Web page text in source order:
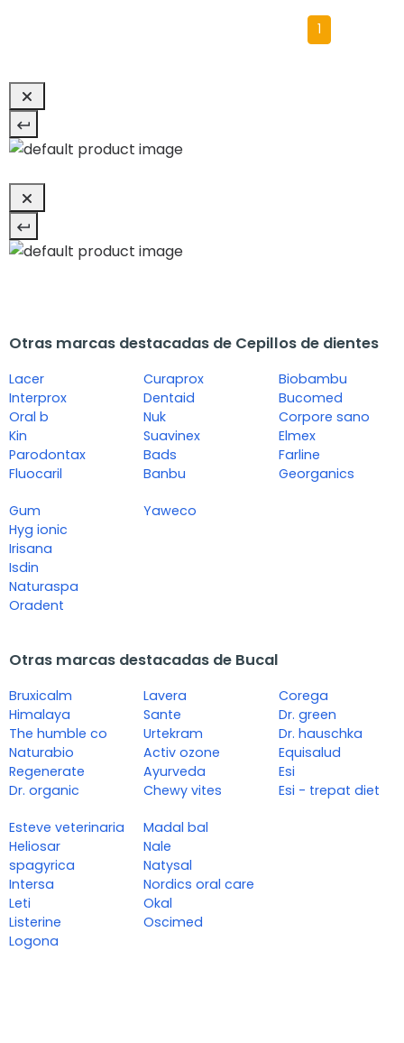
1
Otras marcas destacadas de Cepillos de dientes
Lacer
Interprox
Oral b
Kin
Parodontax
Fluocaril
Curaprox
Dentaid
Nuk
Suavinex
Bads
Banbu
Biobambu
Bucomed
Corpore sano
Elmex
Farline
Georganics
Gum
Hyg ionic
Irisana
Isdin
Naturaspa
Oradent
Yaweco
Otras marcas destacadas de Bucal
Bruxicalm
Himalaya
The humble co
Naturabio
Regenerate
Dr. organic
Lavera
Sante
Urtekram
Activ ozone
Ayurveda
Chewy vites
Corega
Dr. green
Dr. hauschka
Equisalud
Esi
Esi - trepat diet
Esteve veterinaria
Heliosar
spagyrica
Intersa
Leti
Listerine
Logona
Madal bal
Nale
Natysal
Nordics oral care
Okal
Oscimed